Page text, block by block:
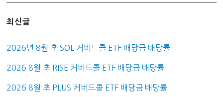
최신글
2026년 8월 초 SOL 커버드콜 ETF 배당금 배당률
2026 8월 초 RISE 커버드콜 ETF 배당금 배당률
2026 8월 초 PLUS 커버드콜 ETF 배당금 배당률